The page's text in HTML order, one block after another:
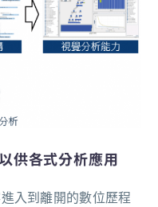
供各式分析應用
入到離開的數位歷程